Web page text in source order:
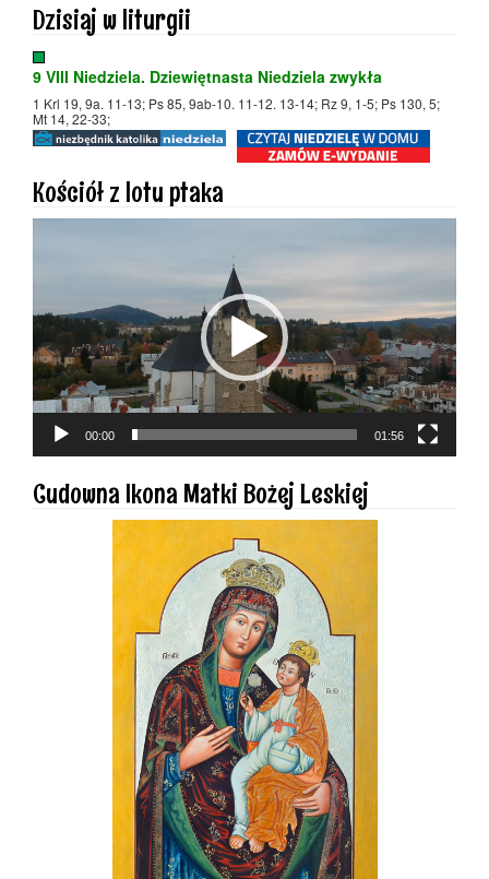
Dzisiaj w liturgii
9 VIII Niedziela. Dziewiętnasta Niedziela zwykła
1 Krl 19, 9a. 11-13; Ps 85, 9ab-10. 11-12. 13-14; Rz 9, 1-5; Ps 130, 5;
Mt 14, 22-33;
Kościół z lotu ptaka
00:00 01:56
Cudowna Ikona Matki Bożej Leskiej